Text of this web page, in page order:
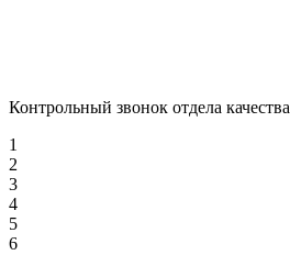
Контрольный звонок отдела качества
1
2
3
4
5
6